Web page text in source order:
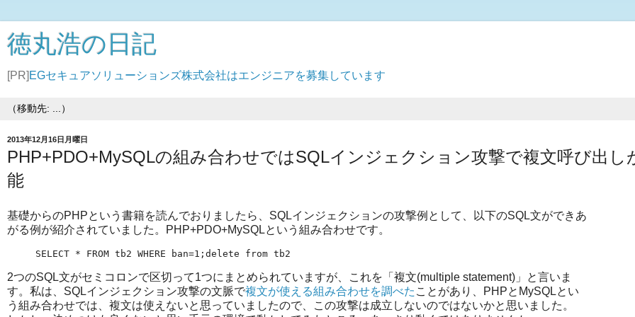
徳丸浩の日記
[PR] EGセキュアソリューションズ株式会社はエンジニアを募集しています
2013年12月16日月曜日
PHP+PDO+MySQLの組み合わせではSQLインジェクション攻撃で複文呼び出し
能
基礎からのPHPという書籍を読んでおりましたら、SQLインジェクションの攻撃例として、以下のSQL文ができあ
がる例が紹介されていました。PHP+PDO+MySQLという組み合わせです。
SELECT * FROM tb2 WHERE ban=1;delete from tb2
2つのSQL文がセミコロンで区切って1つにまとめられていますが、これを「複文(multiple statement)」と言いま
す。私は、SQLインジェクション攻撃の文脈で複文が使える組み合わせを調べた ことがあり、PHPとMySQLとい
う組み合わせでは、複文は使えないと思っていましたので、この攻撃は成立しないのではないかと思いました。